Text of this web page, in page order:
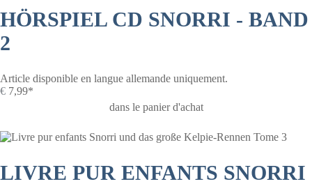
HÖRSPIEL CD SNORRI - BAND
2
Article disponible en langue allemande uniquement.
€ 7,99*
dans le panier d'achat
LIVRE PUR ENFANTS SNORRI